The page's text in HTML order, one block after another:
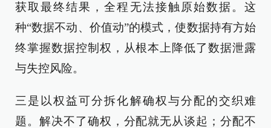
获取最终结果，全程无法接触原始数据。这
种“数据不动、价值动”的模式，使数据持有方始
终掌握数据控制权，从根本上降低了数据泄露
与失控风险。
三是以权益可分拆化解确权与分配的交织难
题。解决不了确权，分配就无从谈起；分配不